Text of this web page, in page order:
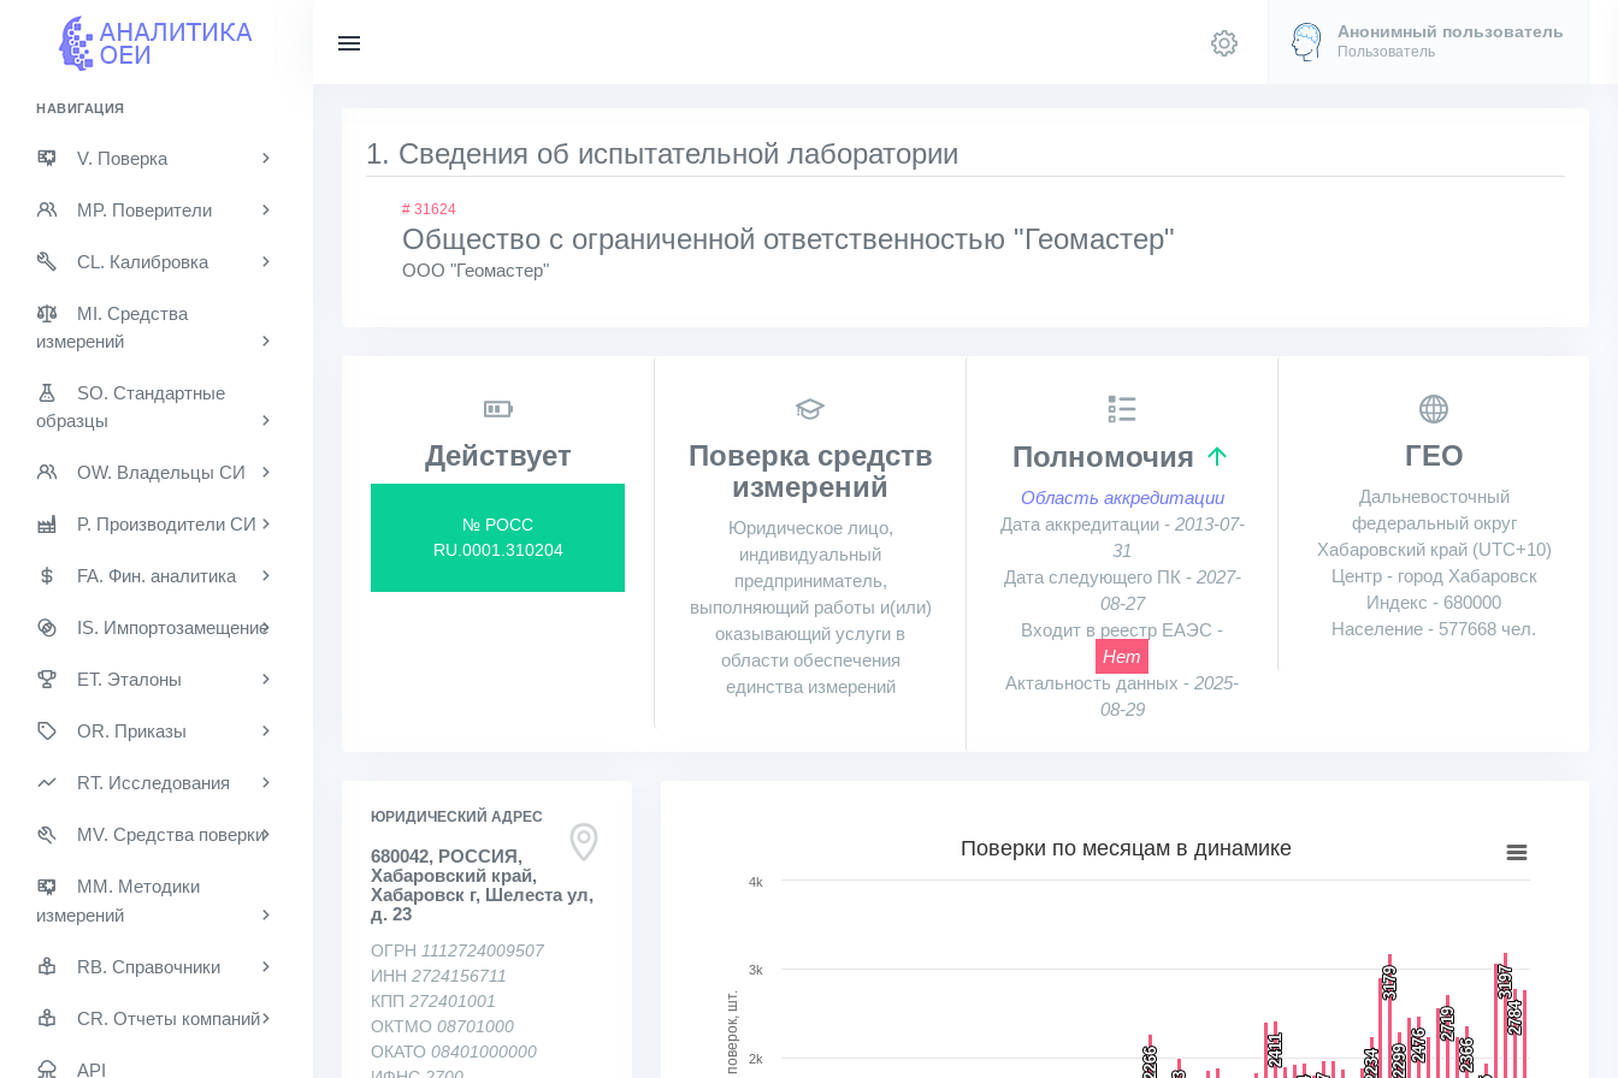
НАВИГАЦИЯ
V. Поверка
MP. Поверители
CL. Калибровка
MI. Средства
измерений
SO. Стандартные
образцы
OW. Владельцы СИ
P. Производители СИ
FA. Фин. аналитика
IS. Импортозамещение
ET. Эталоны
OR. Приказы
RT. Исследования
MV. Средства поверки
MM. Методики
измерений
RB. Справочники
CR. Отчеты компаний
API
Анонимный пользователь
Пользователь
1. Сведения об испытательной лаборатории
# 31624
Общество с ограниченной ответственностью "Геомастер"
ООО "Геомастер"
Действует
№ РОСС
RU.0001.310204
Поверка средств
измерений
Юридическое лицо,
индивидуальный
предприниматель,
выполняющий работы и(или)
оказывающий услуги в
области обеспечения
единства измерений
Полномочия
Область аккредитации
Дата аккредитации - 2013-07-
31
Дата следующего ПК - 2027-
08-27
Входит в реестр ЕАЭС -
Нет
Актальность данных - 2025-
08-29
ГЕО
Дальневосточный
федеральный округ
Хабаровский край (UTC+10)
Центр - город Хабаровск
Индекс - 680000
Население - 577668 чел.
ЮРИДИЧЕСКИЙ АДРЕС
680042, РОССИЯ,
Хабаровский край,
Хабаровск г, Шелеста ул,
д. 23
ОГРН 1112724009507
ИНН 2724156711
КПП 272401001
ОКТМО 08701000
ОКАТО 08401000000
Bar chart with 78 bars.
The chart has 1 Y axis displaying Кол-во поверок, шт.. Range: 0 to 4000.
Поверки по месяцам в динамике
2266
2266
2411
2411 2234
2234
3179
3179
2299
22992476
2476
2719
2719
2366
2366
3197
3197
2784
2784
2k
3k
4k